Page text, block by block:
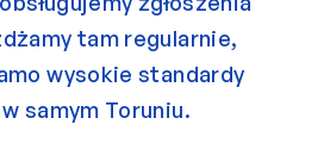
tam regularnie,
wysokie standardy
samym Toruniu.